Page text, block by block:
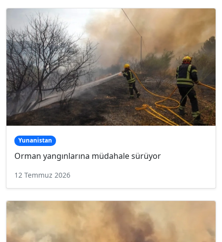
Yunanistan
Orman yangınlarına müdahale sürüyor
12 Temmuz 2026